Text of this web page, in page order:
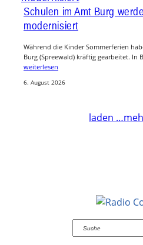
Schulen im Amt Burg
modernisiert
Während die Kinder Sommerferien
Burg (Spreewald) kräftig gearbeitet. In
weiterlesen
6. August 2026
laden …
Suchen